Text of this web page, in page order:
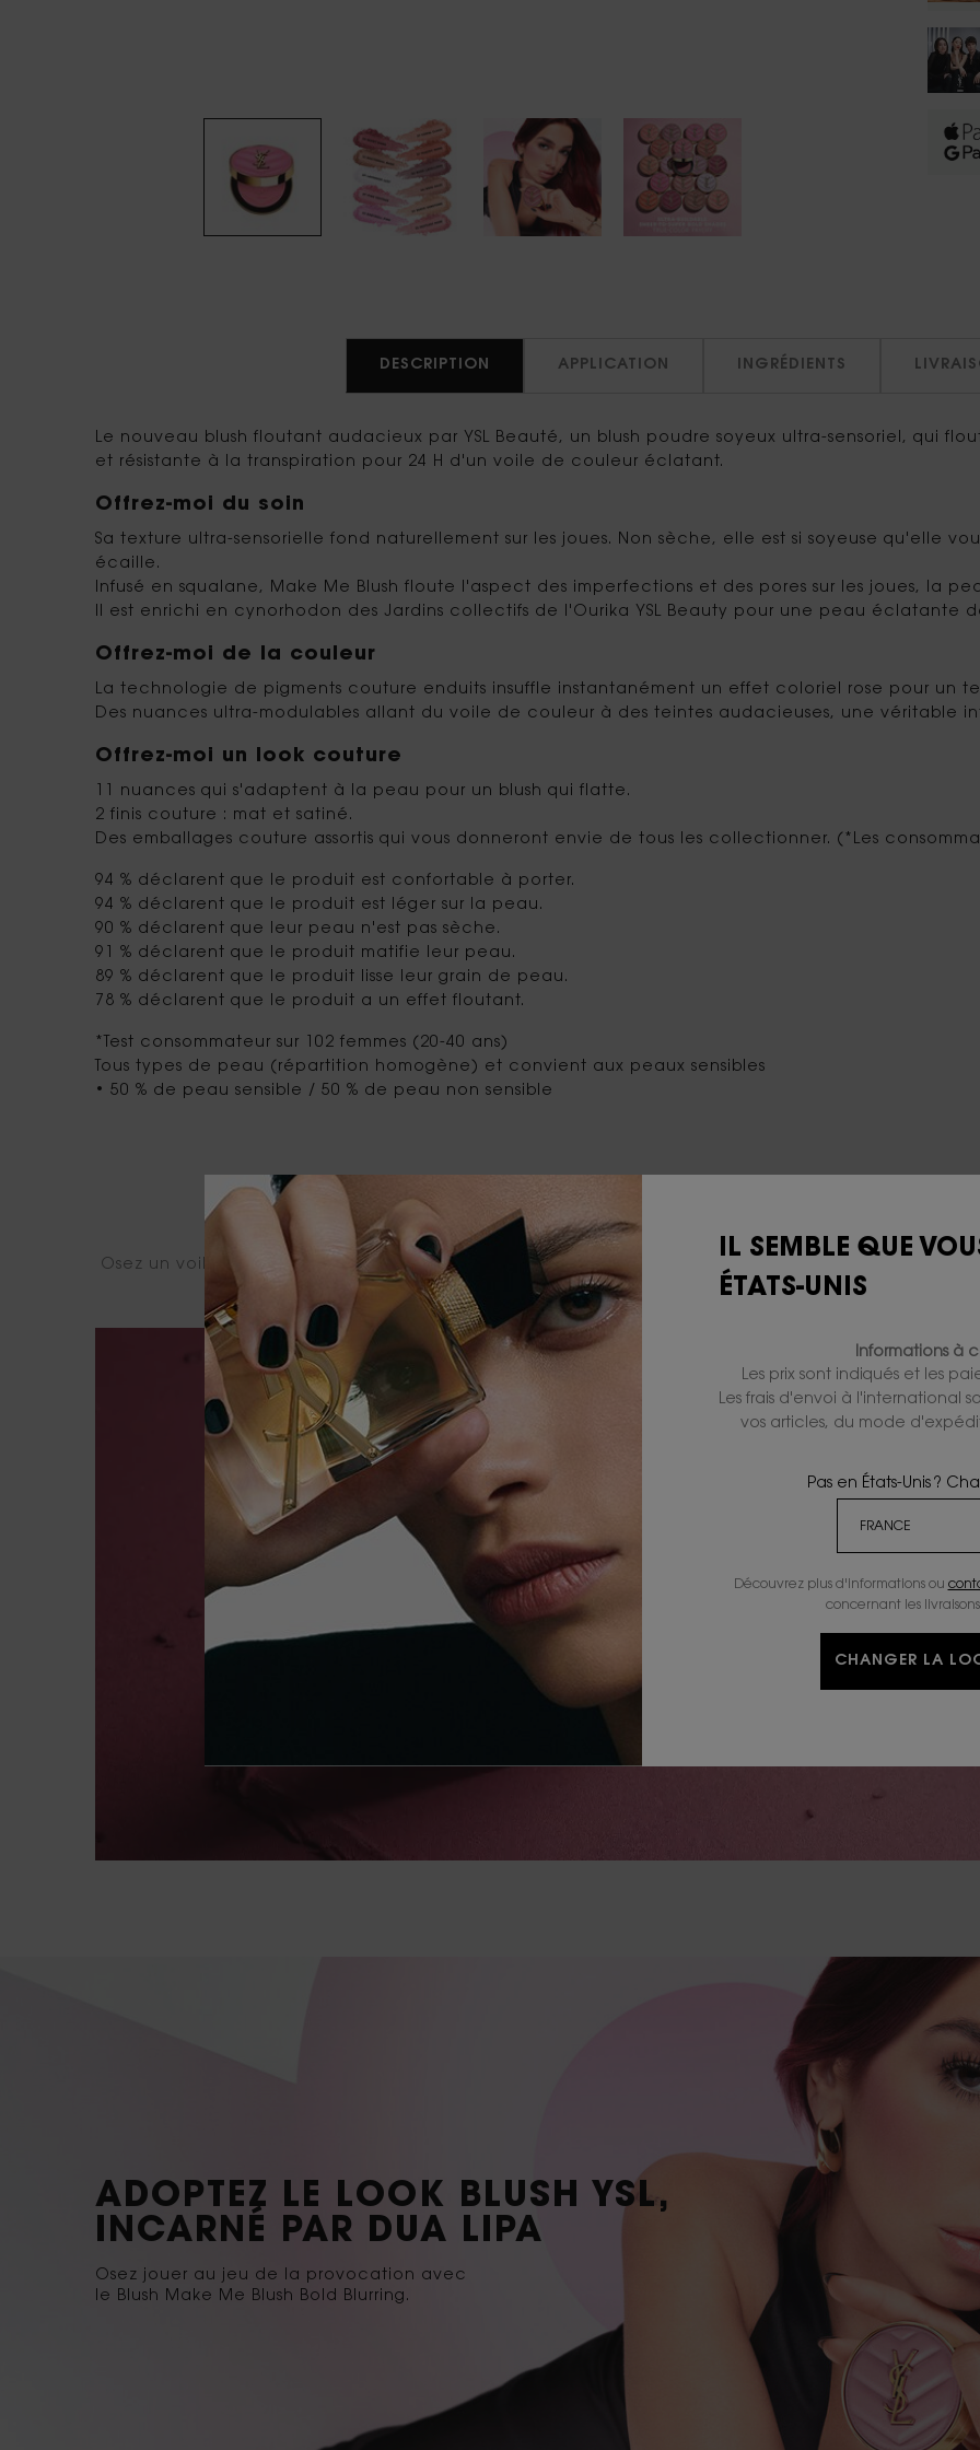
DESCRIPTION APPLICATION INGRÉDIENTS
Le nouveau blush floutant audacieux par YSL Beauté, un blush poudre soyeux ultra-sensoriel, qui
et résistante à la transpiration pour 24 H d'un voile de couleur éclatant.
Offrez-moi du soin
Sa texture ultra-sensorielle fond naturellement sur les joues. Non sèche, elle est si soyeuse qu'elle
écaille.
Infusé en squalane, Make Me Blush floute l'aspect des imperfections et des pores sur les joues, la
Il est enrichi en cynorhodon des Jardins collectifs de l'Ourika YSL Beauty pour une peau éclatante
Offrez-moi de la couleur
La technologie de pigments couture enduits insuffle instantanément un effet coloriel rose pour un
Des nuances ultra-modulables allant du voile de couleur à des teintes audacieuses, une véritable
Offrez-moi un look couture
11 nuances qui s'adaptent à la peau pour un blush qui flatte.
2 finis couture : mat et satiné.
Des emballages couture assortis qui vous donneront envie de tous les collectionner. (*Les
94 % déclarent que le produit est confortable à porter.
94 % déclarent que le produit est léger sur la peau.
90 % déclarent que leur peau n'est pas sèche.
91 % déclarent que le produit matifie leur peau.
89 % déclarent que le produit lisse leur grain de peau.
78 % déclarent que le produit a un effet floutant.
*Test consommateur sur 102 femmes (20-40 ans)
Tous types de peau (répartition homogène) et convient aux peaux sensibles
• 50 % de peau sensible / 50 % de peau non sensible
ICONIQUE ET
Osez un voile de couleur audacieux avec notre nouveau blush poudre et ressentez le frisson
couture pour une couleur éclatante zéro défaut.
ADOPTEZ LE LOOK BLUSH YSL,
INCARNÉ PAR DUA LIPA
Osez jouer au jeu de la provocation avec
le Blush Make Me Blush Bold Blurring.
IL SEMBLE QUE
ÉTATS-UNIS
Informations à
Les prix sont indiqués et les
Les frais d'envoi à l'international
vos articles, du mode
Pas en États-Unis ?
Découvrez plus d'informations ou
concernant les
CHANGER LA